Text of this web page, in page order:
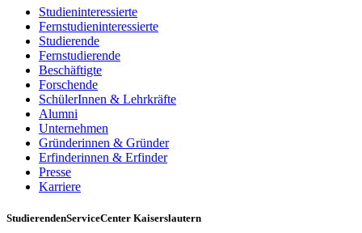
Studieninteressierte
Fernstudieninteressierte
Studierende
Fernstudierende
Beschäftigte
Forschende
SchülerInnen & Lehrkräfte
Alumni
Unternehmen
Gründerinnen & Gründer
Erfinderinnen & Erfinder
Presse
Karriere
StudierendenServiceCenter Kaiserslautern